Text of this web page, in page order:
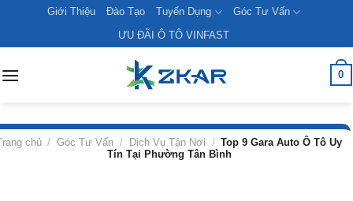
content
Giới Thiệu Đào Tạo Tuyển Dụng
Góc Tư Vấn
ƯU ĐÃI Ô TÔ VINFAST
0
chủ / Góc Tư Vấn / Dịch Vụ Tận Nơi / Top 9 Gara Auto Ô Tô Uy
Tín Tại Phường Tân Bình